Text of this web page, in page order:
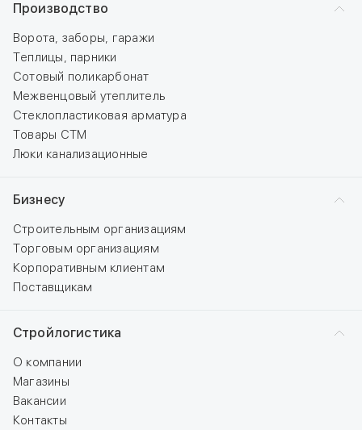
Производство
Ворота, заборы, гаражи
Теплицы, парники
Сотовый поликарбонат
Межвенцовый утеплитель
Стеклопластиковая арматура
Товары СТМ
Люки канализационные
Бизнесу
Строительным организациям
Торговым организациям
Корпоративным клиентам
Поставщикам
Стройлогистика
О компании
Магазины
Вакансии
Контакты